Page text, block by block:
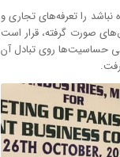
را تعرفه‌های تجاری و
صورت گرفته، قرار است
حساسیت‌ها روی تبادل آن